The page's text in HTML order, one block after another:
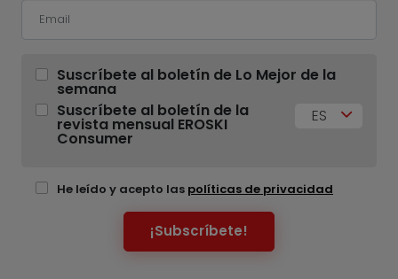
Suscríbete al boletín de Lo Mejor de la
semana
Suscríbete al boletín de la
revista mensual EROSKI
Consumer
ES
He leído y acepto las políticas de privacidad
¡Subscríbete!